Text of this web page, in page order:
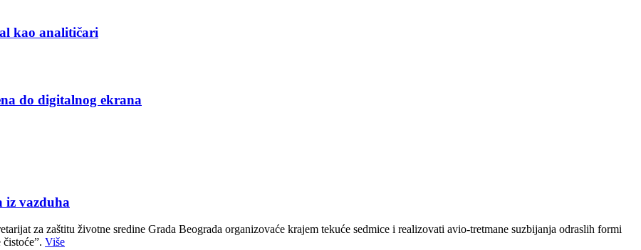
kao analitičari
do digitalnog ekrana
iz vazduha
za zaštitu životne sredine Grada Beograda organizovaće krajem tekuće sedmice i realizovati avio-tretmane suzbijanja odraslih formi
Više